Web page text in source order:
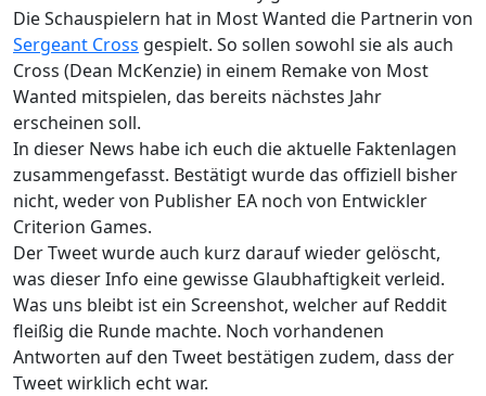
Die Schauspielern hat in Most Wanted die Partnerin von
Sergeant Cross gespielt. So sollen sowohl sie als auch
Cross (Dean McKenzie) in einem Remake von Most
Wanted mitspielen, das bereits nächstes Jahr
erscheinen soll.
In dieser News habe ich euch die aktuelle Faktenlagen
zusammengefasst. Bestätigt wurde das offiziell bisher
nicht, weder von Publisher EA noch von Entwickler
Criterion Games.
Der Tweet wurde auch kurz darauf wieder gelöscht,
was dieser Info eine gewisse Glaubhaftigkeit verleid.
Was uns bleibt ist ein Screenshot, welcher auf Reddit
fleißig die Runde machte. Noch vorhandenen
Antworten auf den Tweet bestätigen zudem, dass der
Tweet wirklich echt war.